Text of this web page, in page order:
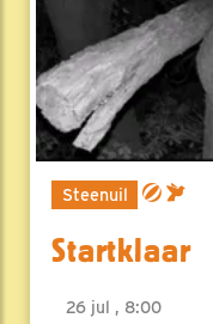
Steenuil
Startklaar
26 jul , 8:00